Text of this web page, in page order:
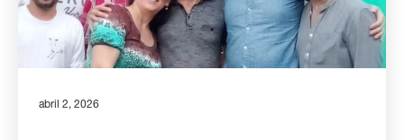
abril 2, 2026